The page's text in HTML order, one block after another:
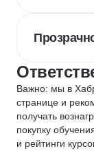
Важно: мы в
странице и
получать
покупку
и рейтинги